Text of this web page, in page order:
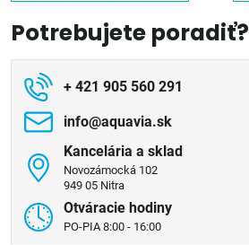
Potrebujete poradiť?
+ 421 905 560 291
info​@aquavia​.sk
Kancelária a sklad
Novozámocká 102
949 05 Nitra
Otváracie hodiny
PO-PIA 8:00 - 16:00